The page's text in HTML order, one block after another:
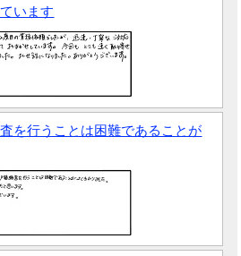
います
を行うことは困難であることが